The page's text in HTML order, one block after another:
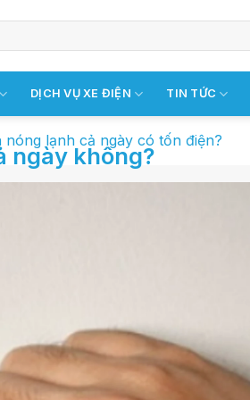
DỊCH VỤ XE ĐIỆN TIN TỨC
nóng lạnh cả ngày có tốn điện?
có tốn điện?
tốn điện?
nếu cộng dồn cả ngày, cả
vào mùa đông, tần suất sử
ngày không?